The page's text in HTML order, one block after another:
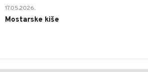
17.05.2026.
Mostarske kiše